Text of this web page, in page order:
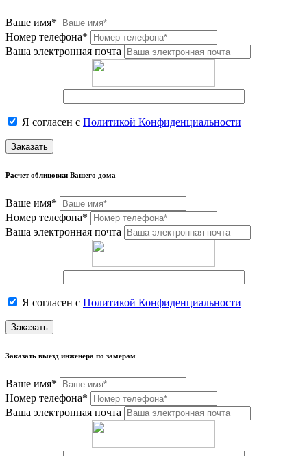
Ваше имя*
Номер телефона*
Ваша электронная почта
Я согласен с Политикой Конфиденциальности
Заказать
Расчет облицовки Вашего дома
Ваше имя*
Номер телефона*
Ваша электронная почта
Я согласен с Политикой Конфиденциальности
Заказать
Заказать выезд инженера по замерам
Ваше имя*
Номер телефона*
Ваша электронная почта